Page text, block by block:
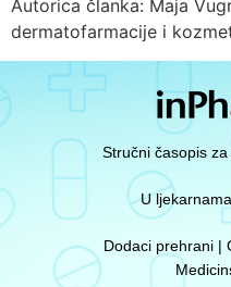
Autorica članka: Maja
dermatofarmacije i
Stručni časopis
U
Dodaci prehrani |